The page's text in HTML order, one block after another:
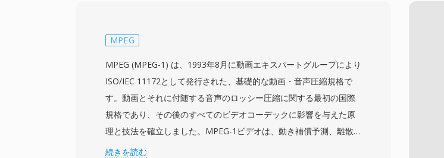
MPEG
MPEG (MPEG-1) は、1993年8月に動画エキスパートグループにより
ISO/IEC 11172として発行された、基礎的な動画・音声圧縮規格で
す。動画とそれに付随する音声のロッシー圧縮に関する最初の国際
規格であり、その後のすべてのビデオコーデックに影響を与えた原
理と技法を確立しました。MPEG-1ビデオは、動き補償予測、離散
コサイン変換符号化、可変長エントロピー符号化の組み合わせによ
続きを読む